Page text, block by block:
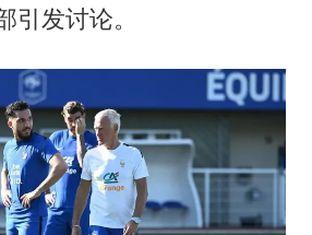
上门女婿出轨女邻居多年被判重婚罪
香港刷新1884年以来最高气温纪录
新疆一婚礼线上邀请引热议
世界第1特鲁姆普斯诺克中国赛一轮游
引发讨论。